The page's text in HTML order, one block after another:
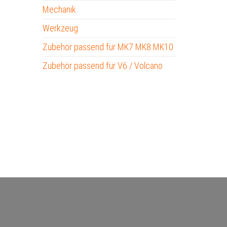
Mechanik
Werkzeug
Zubehör passend für MK7 MK8 MK10
Zubehör passend für V6 / Volcano